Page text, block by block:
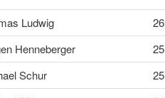
Ludwig 26
Henneberger 25
Schur 25